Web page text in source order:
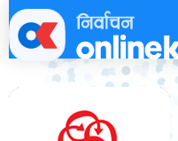
Skip
to
content